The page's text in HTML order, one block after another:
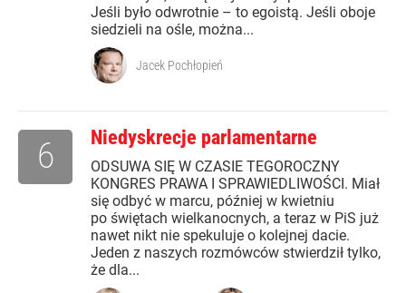
Jeśli było odwrotnie – to egoistą. Jeśli oboje
siedzieli na ośle, można...
Jacek Pochłopień
Niedyskrecje parlamentarne
ODSUWA SIĘ W CZASIE TEGOROCZNY
KONGRES PRAWA I SPRAWIEDLIWOŚCI. Miał
się odbyć w marcu, później w kwietniu
po świętach wielkanocnych, a teraz w PiS już
nawet nikt nie spekuluje o kolejnej dacie.
Jeden z naszych rozmówców stwierdził tylko,
że dla...
6